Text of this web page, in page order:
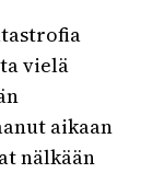
vielä
aikaan
nälkään